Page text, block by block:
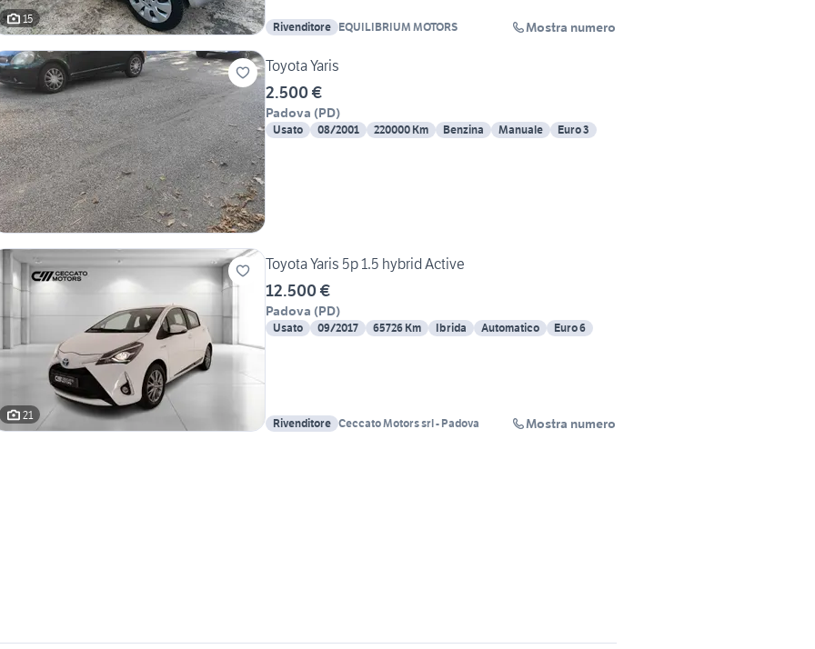
15
Rivenditore EQUILIBRIUM MOTORS Mostra numero
Toyota Yaris
2.500 €
Padova (PD)
Usato 08/2001 220000 Km Benzina Manuale Euro 3
21
Toyota Yaris 5p 1.5 hybrid Active
12.500 €
Padova (PD)
Usato 09/2017 65726 Km Ibrida Automatico Euro 6
Rivenditore Ceccato Motors srl - Padova Mostra numero